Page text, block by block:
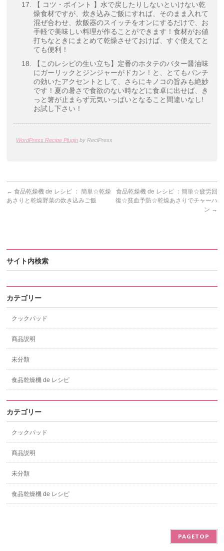
【 コツ・ポイント 】水で戻したりしないといけない乾
燥食材ですが、炊き込みご飯にすれば、そのまま入れて
混ぜ合わせ、炊飯器のスイッチをオンにするだけで、お
手軽で美味しい料理が作ることができます！食材がお値
打ちなときにまとめて乾燥させておけば、すぐ使えてと
ても便利！
【このレシピの生い立ち】定番のホタテのバター醤油味
にガーリックとジンジャーがドカン！と、とてもパンチ
の効いたアクセントとして、さらにキノコの旨みも絶妙
です！夏の暑さで食欲のない時などに食卓に出せば、き
っと箸が止まらず元気いっぱいとなること間違いなし!
お試し下さい！
WordPress Recipe Plugin by ReciPress
← 食品乾燥機 de レシピ ： 簡単☆乾燥
あさりと乾燥野菜の炊き込みご飯
食品乾燥機 de レシピ ：簡単☆疲労回
復☆貧血予防☆乾燥あさりでチャーハ
ン →
サイト内検索
カテゴリー
クックパッド
商品説明
未分類
食品乾燥機 de レシピ
カテゴリー
クックパッド
商品説明
未分類
食品乾燥機 de レシピ
PAGETOP